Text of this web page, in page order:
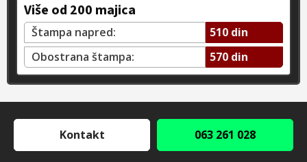
Više od 200 majica
Štampa napred:
510 din
Obostrana štampa:
570 din
Kontakt 063 261 028